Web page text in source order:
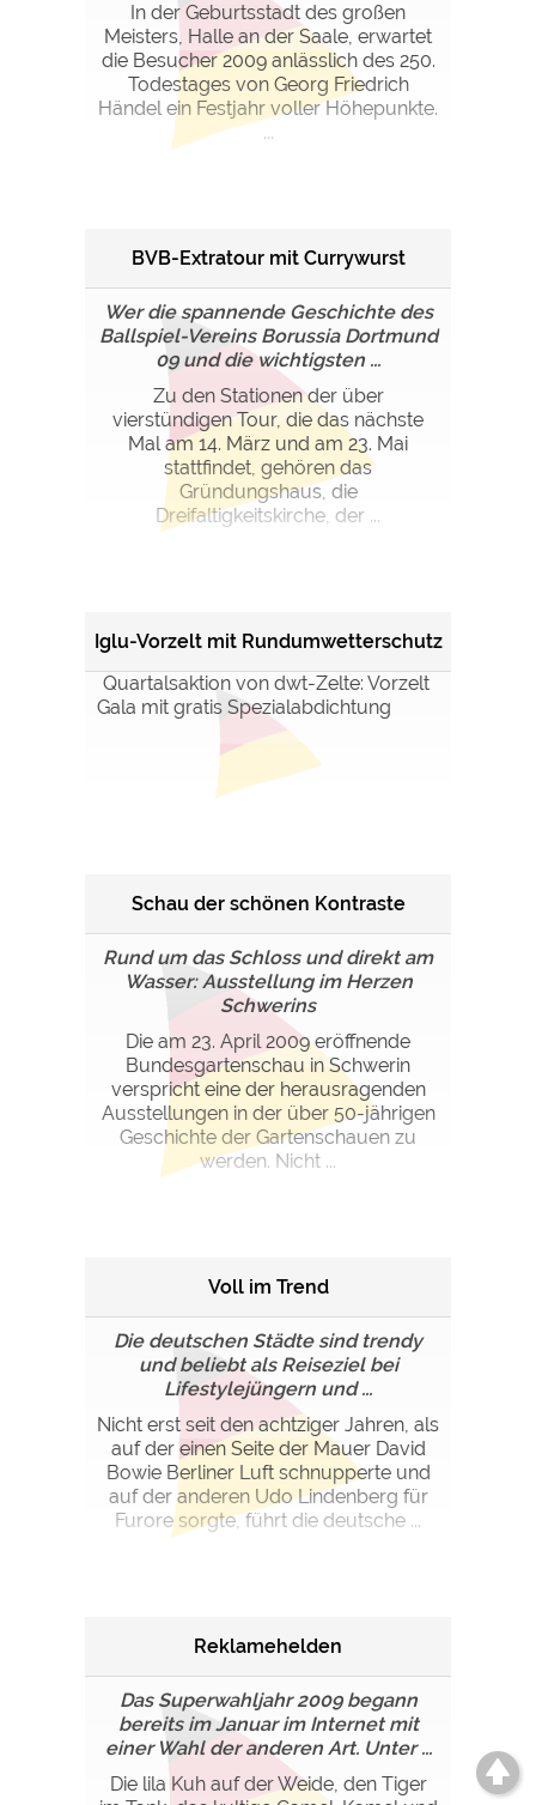
In der Geburtsstadt des großen
Meisters, Halle an der Saale, erwartet
die Besucher 2009 anlässlich des 250.
Todestages von Georg Friedrich
Händel ein Festjahr voller Höhepunkte.
...
BVB-Extratour mit Currywurst
Wer die spannende Geschichte des
Ballspiel-Vereins Borussia Dortmund
09 und die wichtigsten ...
Zu den Stationen der über
vierstündigen Tour, die das nächste
Mal am 14. März und am 23. Mai
stattfindet, gehören das
Gründungshaus, die
Dreifaltigkeitskirche, der ...
Iglu-Vorzelt mit Rundumwetterschutz
Quartalsaktion von dwt-Zelte: Vorzelt
Gala mit gratis Spezialabdichtung
Schau der schönen Kontraste
Rund um das Schloss und direkt am
Wasser: Ausstellung im Herzen
Schwerins
Die am 23. April 2009 eröffnende
Bundesgartenschau in Schwerin
verspricht eine der herausragenden
Ausstellungen in der über 50-jährigen
Geschichte der Gartenschauen zu
werden. Nicht ...
Voll im Trend
Die deutschen Städte sind trendy
und beliebt als Reiseziel bei
Lifestylejüngern und ...
Nicht erst seit den achtziger Jahren, als
auf der einen Seite der Mauer David
Bowie Berliner Luft schnupperte und
auf der anderen Udo Lindenberg für
Furore sorgte, führt die deutsche ...
Reklamehelden
Das Superwahljahr 2009 begann
bereits im Januar im Internet mit
einer Wahl der anderen Art. Unter ...
Die lila Kuh auf der Weide, den Tiger